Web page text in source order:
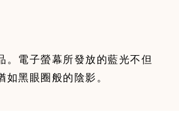
電子螢幕所發放的藍光不但
黑眼圈般的陰影。